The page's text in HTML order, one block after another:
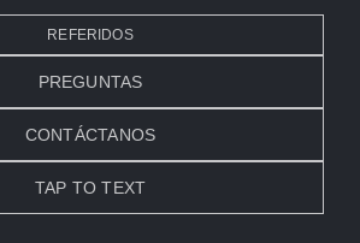
REFERIDOS
PREGUNTAS
CONTÁCTANOS
TAP TO TEXT